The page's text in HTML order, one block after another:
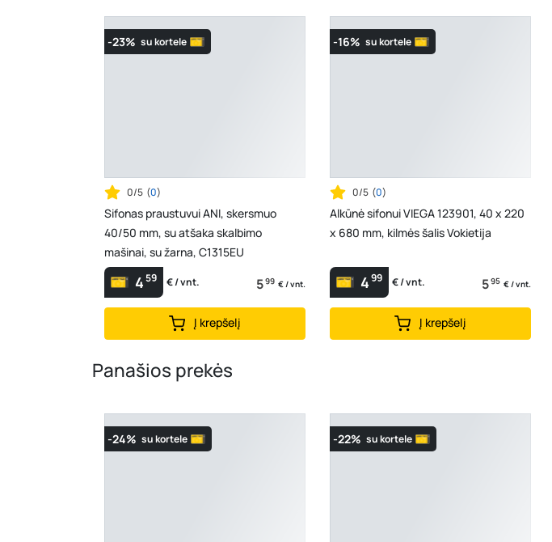
-23% su kortele
0/5 (0)
Sifonas praustuvui ANI, skersmuo
40/50 mm, su atšaka skalbimo
mašinai, su žarna, C1315EU
459 € / vnt. 599 € / vnt.
Į krepšelį
-16% su kortele
0/5 (0)
Alkūnė sifonui VIEGA 123901, 40 x 220
x 680 mm, kilmės šalis Vokietija
499 € / vnt. 595 € / vnt.
Į krepšelį
Panašios prekės
-24% su kortele -22% su kortele